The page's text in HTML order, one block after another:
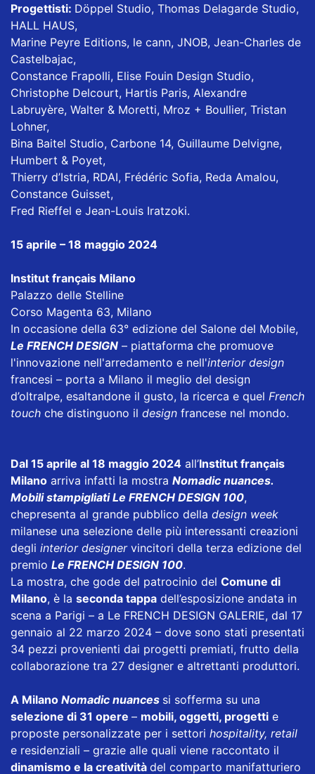
Progettisti: Döppel Studio, Thomas Delagarde Studio,
HALL HAUS,
Marine Peyre Editions, le cann, JNOB, Jean-Charles de
Castelbajac,
Constance Frapolli, Elise Fouin Design Studio,
Christophe Delcourt, Hartis Paris, Alexandre
Labruyère, Walter & Moretti, Mroz + Boullier, Tristan
Lohner,
Bina Baitel Studio, Carbone 14, Guillaume Delvigne,
Humbert & Poyet,
Thierry d’Istria, RDAI, Frédéric Sofia, Reda Amalou,
Constance Guisset,
Fred Rieffel e Jean-Louis Iratzoki.
15 aprile – 18 maggio 2024
Institut français Milano
Palazzo delle Stelline
Corso Magenta 63, Milano
In occasione della 63° edizione del Salone del Mobile,
Le FRENCH DESIGN – piattaforma che promuove
l'innovazione nell'arredamento e nell'interior design
francesi – porta a Milano il meglio del design
d’oltralpe, esaltandone il gusto, la ricerca e quel French
touch che distinguono il design francese nel mondo.
Dal 15 aprile al 18 maggio 2024 all’Institut français
Milano arriva infatti la mostra Nomadic nuances.
Mobili stampigliati Le FRENCH DESIGN 100,
chepresenta al grande pubblico della design week
milanese una selezione delle più interessanti creazioni
degli interior designervincitori della terza edizione del
premio Le FRENCH DESIGN 100.
La mostra, che gode del patrocinio del Comune di
Milano, è la seconda tappa dell’esposizione andata in
scena a Parigi – a Le FRENCH DESIGN GALERIE, dal 17
gennaio al 22 marzo 2024 – dove sono stati presentati
34 pezzi provenienti dai progetti premiati, frutto della
collaborazione tra 27 designer e altrettanti produttori.
A Milano Nomadic nuances si sofferma su una
selezione di 31 opere – mobili, oggetti, progetti e
proposte personalizzate per i settori hospitality, retail
e residenziali – grazie alle quali viene raccontato il
dinamismo e la creatività del comparto manifatturiero